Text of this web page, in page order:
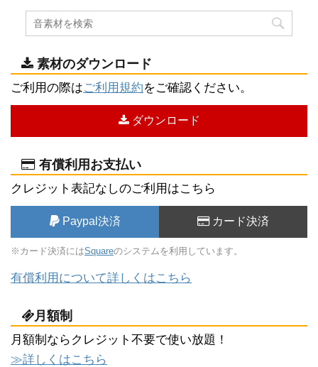
素材のダウンロード
ご利用の際はご利用規約をご確認ください。
ダウンロード
有償利用お支払い
クレジット表記なしのご利用はこちら
Paypal決済 カード決済
※カード決済にはSquareのシステムを利用しています。
有償利用について詳しくはこちら
月額制
月額制ならクレジット不要で使い放題！
≫詳しくはこちら